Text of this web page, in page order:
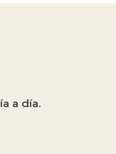
a día.